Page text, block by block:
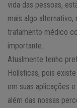
vida das pessoas,
mais algo
tratamento médico
importante.
Atualmente tenho
Holísticas, pois
em suas aplicações
além das nossas